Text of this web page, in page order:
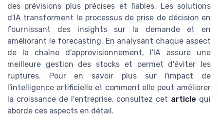
des prévisions plus précises et fiables. Les solutions
d'IA transforment le processus de prise de décision en
fournissant des insights sur la demande et en
améliorant le forecasting. En analysant chaque aspect
de la chaîne d'approvisionnement, l'IA assure une
meilleure gestion des stocks et permet d'éviter les
ruptures. Pour en savoir plus sur l'impact de
l'intelligence artificielle et comment elle peut améliorer
la croissance de l'entreprise, consultez cet article qui
aborde ces aspects en détail.